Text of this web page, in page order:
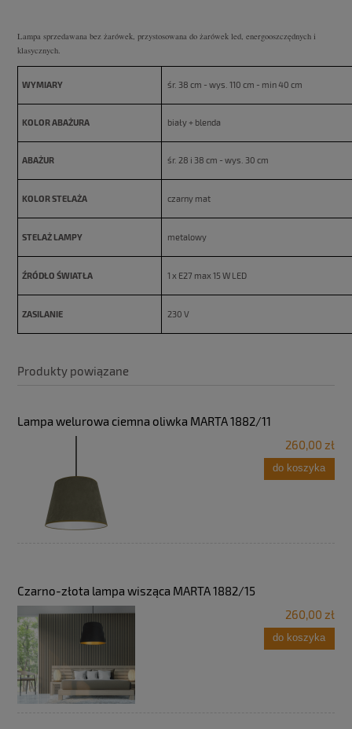
Lampa sprzedawana bez żarówek, przystosowana do żarówek led, energooszczędnych i
klasycznych.
WYMIARY śr. 38 cm - wys. 110 cm - min 40 cm
KOLOR ABAŻURA biały + blenda
ABAŻUR śr. 28 i 38 cm - wys. 30 cm
KOLOR STELAŻA czarny mat
STELAŻ LAMPY metalowy
ŹRÓDŁO ŚWIATŁA 1 x E27 max 15 W LED
ZASILANIE 230 V
Produkty powiązane
Lampa welurowa ciemna oliwka MARTA 1882/11
260,00 zł
do koszyka
Czarno-złota lampa wisząca MARTA 1882/15
260,00 zł
do koszyka